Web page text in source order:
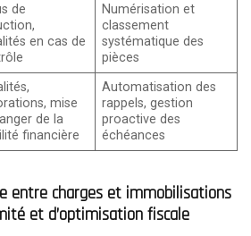
de
en cas de
Numérisation et
classement
systématique des
pièces
mise
de la
financière
Automatisation des
rappels, gestion
proactive des
échéances
entre charges et immobilisations
et d’optimisation fiscale